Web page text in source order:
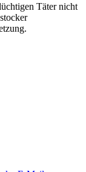
Täter nicht